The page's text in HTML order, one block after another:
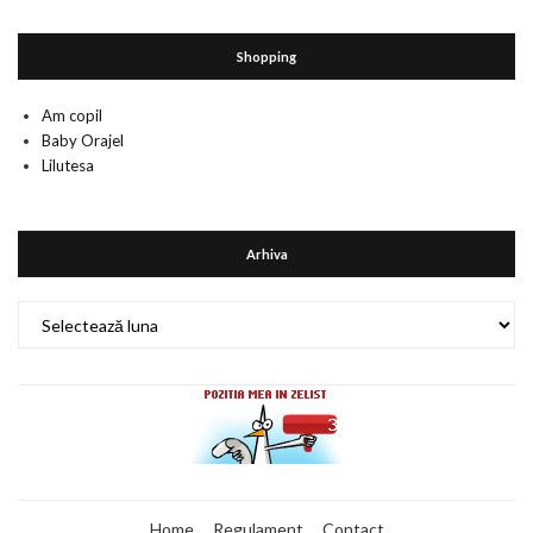
Shopping
Am copil
Baby Orajel
Lilutesa
Arhiva
Home Regulament Contact